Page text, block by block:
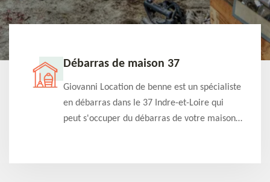
Débarras de maison 37
Giovanni Location de benne est un spécialiste
en débarras dans le 37 Indre-et-Loire qui
peut s'occuper du débarras de votre maison